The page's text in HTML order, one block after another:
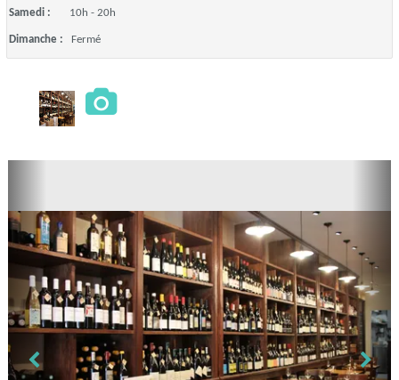
Samedi : 10h - 20h
Dimanche : Fermé